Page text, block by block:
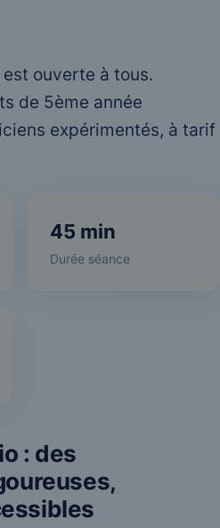
ouverte à tous.
de 5ème année
expérimentés, à tarif
45 min
Durée séance
: des